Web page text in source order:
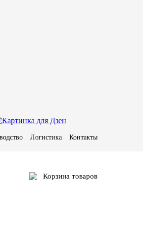
Логистика Контакты
Корзина товаров